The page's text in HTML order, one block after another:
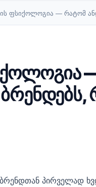
ფსიქოლოგია — რატომ
პირველად